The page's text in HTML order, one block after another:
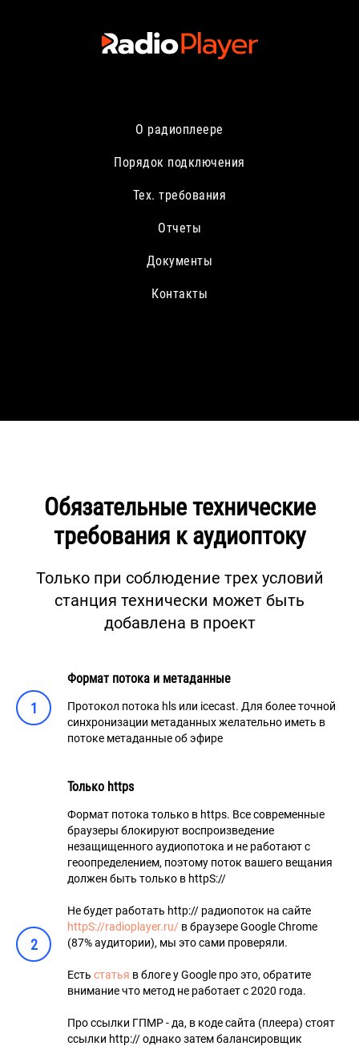
О радиоплеере
Порядок подключения
Тех. требования
Отчеты
Документы
Контакты
Обязательные технические
требования к аудиоптоку
Только при соблюдение трех условий
станция технически может быть
добавлена в проект
1
Формат потока и метаданные
Протокол потока hls или icecast. Для более точной
синхронизации метаданных желательно иметь в
потоке метаданные об эфире
2
Только https
Формат потока только в https. Все современные
браузеры блокируют воспроизведение
незащищенного аудиопотока и не работают с
геоопределением, поэтому поток вашего вещания
должен быть только в httpS://
Не будет работать http:// радиопоток на сайте
httpS://radioplayer.ru/ в браузере Google Chrome
(87% аудитории), мы это сами проверяли.
Есть статья в блоге у Google про это, обратите
внимание что метод не работает с 2020 года.
Про ссылки ГПМР - да, в коде сайта (плеера) стоят
ссылки http:// однако затем балансировщик